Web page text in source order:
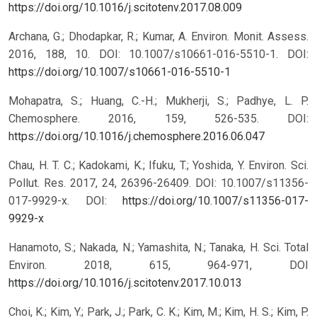
https://doi.org/10.1016/j.scitotenv.2017.08.009
Archana, G.; Dhodapkar, R.; Kumar, A. Environ. Monit. Assess.
2016, 188, 10. DOI: 10.1007/s10661-016-5510-1.
DOI:
https://doi.org/10.1007/s10661-016-5510-1
Mohapatra, S.; Huang, C.-H.; Mukherji, S.; Padhye, L. P.
Chemosphere. 2016, 159, 526-535. DOI:
https://doi.org/10.1016/j.chemosphere.2016.06.047
Chau, H. T. C.; Kadokami, K.; Ifuku, T.; Yoshida, Y. Environ. Sci.
Pollut. Res. 2017, 24, 26396-26409. DOI: 10.1007/s11356-
017-9929-x.
DOI:
https://doi.org/10.1007/s11356-017-
9929-x
Hanamoto, S.; Nakada, N.; Yamashita, N.; Tanaka, H. Sci. Total
Environ. 2018, 615, 964-971, DOI
https://doi.org/10.1016/j.scitotenv.2017.10.013
Choi, K.; Kim, Y.; Park, J.; Park, C. K.; Kim, M.; Kim, H. S.; Kim, P.